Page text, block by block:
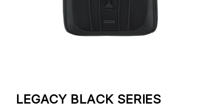
LEGACY BLACK SERIES